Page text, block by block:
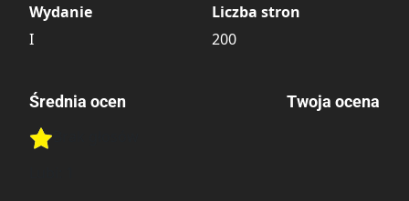
Wydanie
I
Liczba stron
200
Średnia ocen
Rate this item:
Twoja ocena